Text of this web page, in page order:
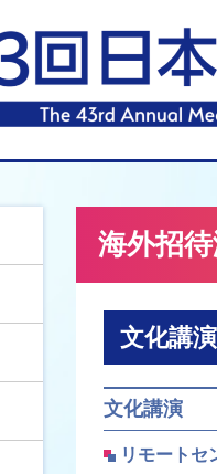
海外招
文化講演
文化講演
リモートセ